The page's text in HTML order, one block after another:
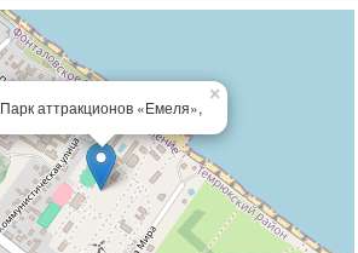
×
Парк аттракционов «Емеля»,